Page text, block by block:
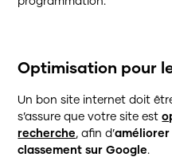
Optimisation pour
Un bon site internet doit
s’assure que votre site est
recherche, afin d’améliorer
classement sur Google.